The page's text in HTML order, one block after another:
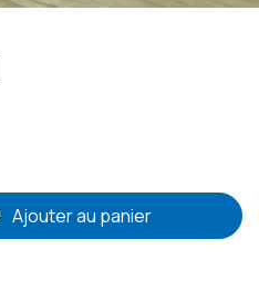
Ajouter au panier